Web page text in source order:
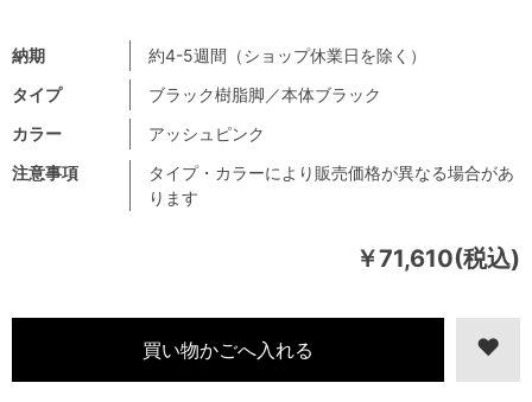
￥71,610(税込)
注意事項
タイプ・カラーにより販売価格が異なる場合があ
ります
納期
約4-5週間（ショップ休業日を除く）
タイプ
ブラック樹脂脚／本体ブラック
カラー
アッシュピンク